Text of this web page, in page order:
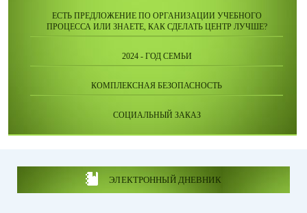
ЕСТЬ ПРЕДЛОЖЕНИЕ ПО ОРГАНИЗАЦИИ УЧЕБНОГО
ПРОЦЕССА ИЛИ ЗНАЕТЕ, КАК СДЕЛАТЬ ЦЕНТР ЛУЧШЕ?
2024 - ГОД СЕМЬИ
КОМПЛЕКСНАЯ БЕЗОПАСНОСТЬ
СОЦИАЛЬНЫЙ ЗАКАЗ
ЭЛЕКТРОННЫЙ ДНЕВНИК